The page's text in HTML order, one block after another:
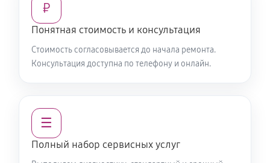
₽
Понятная стоимость и консультация
Стоимость согласовывается до начала ремонта.
Консультация доступна по телефону и онлайн.
☰
Полный набор сервисных услуг